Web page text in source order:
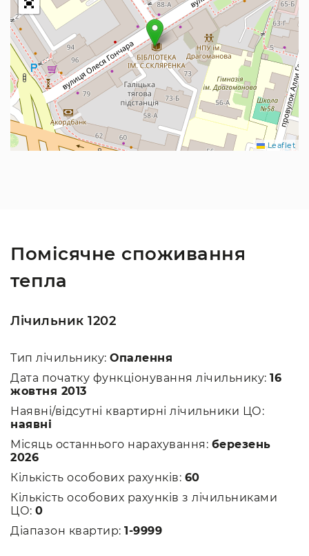
Leaflet
Помісячне споживання
тепла
Лічильник 1202
Тип лічильнику: Опалення
Дата початку функціонування лічильнику: 16
жовтня 2013
Наявні/відсутні квартирні лічильники ЦО:
наявні
Місяць останнього нарахування: березень
2026
Кількість особових рахунків: 60
Кількість особових рахунків з лічильниками
ЦО: 0
Діапазон квартир: 1-9999